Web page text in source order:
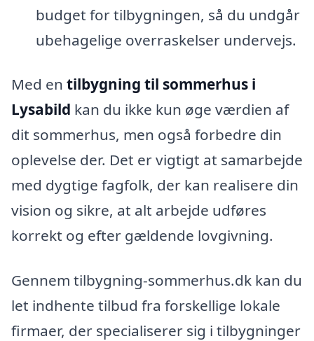
budget for tilbygningen, så du undgår
ubehagelige overraskelser undervejs.
Med en tilbygning til sommerhus i
Lysabild kan du ikke kun øge værdien af
dit sommerhus, men også forbedre din
oplevelse der. Det er vigtigt at samarbejde
med dygtige fagfolk, der kan realisere din
vision og sikre, at alt arbejde udføres
korrekt og efter gældende lovgivning.
Gennem tilbygning-sommerhus.dk kan du
let indhente tilbud fra forskellige lokale
firmaer, der specialiserer sig i tilbygninger